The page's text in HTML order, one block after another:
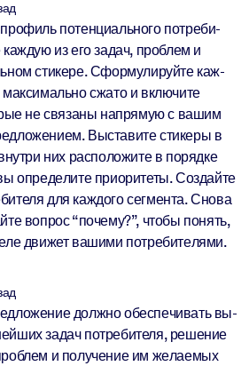
по­тен­ци­аль­ного по­тре­би­
из его задач, про­блем и
сти­кере. Сфор­му­ли­руйте каж­
сжато и вклю­чите
не свя­заны на­пря­мую с вашим
Вы­ста­вите сти­керы в
них рас­по­ло­жите в по­рядке
опре­де­лите при­о­ри­теты. Со­здайте
для каж­дого сег­мента. Снова
во­прос “по­чему?”, чтобы по­нять,
дви­жет ва­шими по­тре­би­те­лями.
должно обес­пе­чи­вать вы­
задач по­тре­би­теля, ре­ше­ние
и по­лу­че­ние им же­ла­е­мых